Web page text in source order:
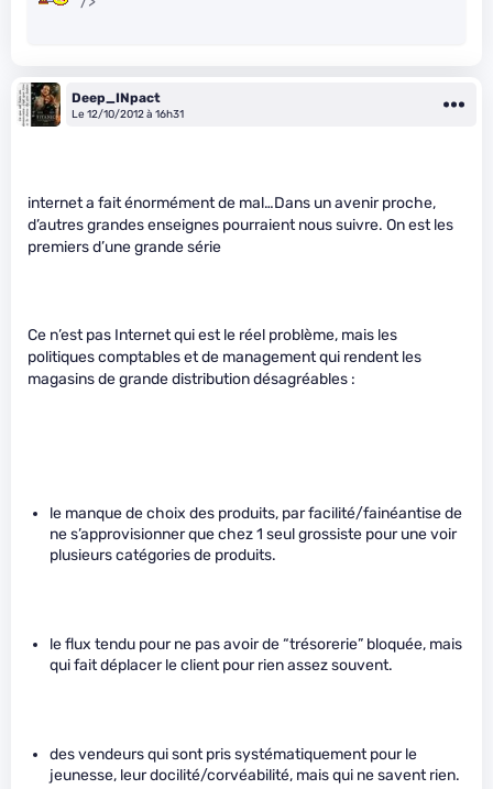
Deep_INpact
Le 12/10/2012 à 16h31
internet a fait énormément de mal…Dans un avenir proche,
d’autres grandes enseignes pourraient nous suivre. On est les
premiers d’une grande série
Ce n’est pas Internet qui est le réel problème, mais les
politiques comptables et de management qui rendent les
magasins de grande distribution désagréables :
le manque de choix des produits, par facilité/fainéantise de
ne s’approvisionner que chez 1 seul grossiste pour une voir
plusieurs catégories de produits.
le flux tendu pour ne pas avoir de “trésorerie” bloquée, mais
qui fait déplacer le client pour rien assez souvent.
des vendeurs qui sont pris systématiquement pour le
jeunesse, leur docilité/corvéabilité, mais qui ne savent rien.